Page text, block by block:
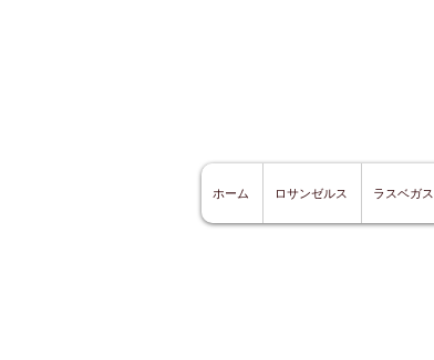
ホーム ロサンゼルス ラスベガス